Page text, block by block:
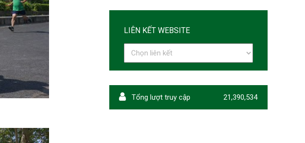
LIÊN KẾT WEBSITE
Tổng lượt truy cập 21,390,534